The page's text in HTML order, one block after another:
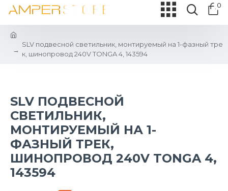
0
SLV подвесной светильник, монтируемый на 1-фазный тре
к, шинопровод 240V TONGA 4, 143594
SLV ПОДВЕСНОЙ
СВЕТИЛЬНИК,
МОНТИРУЕМЫЙ НА 1-
ФАЗНЫЙ ТРЕК,
ШИНОПРОВОД 240V TONGA 4,
143594